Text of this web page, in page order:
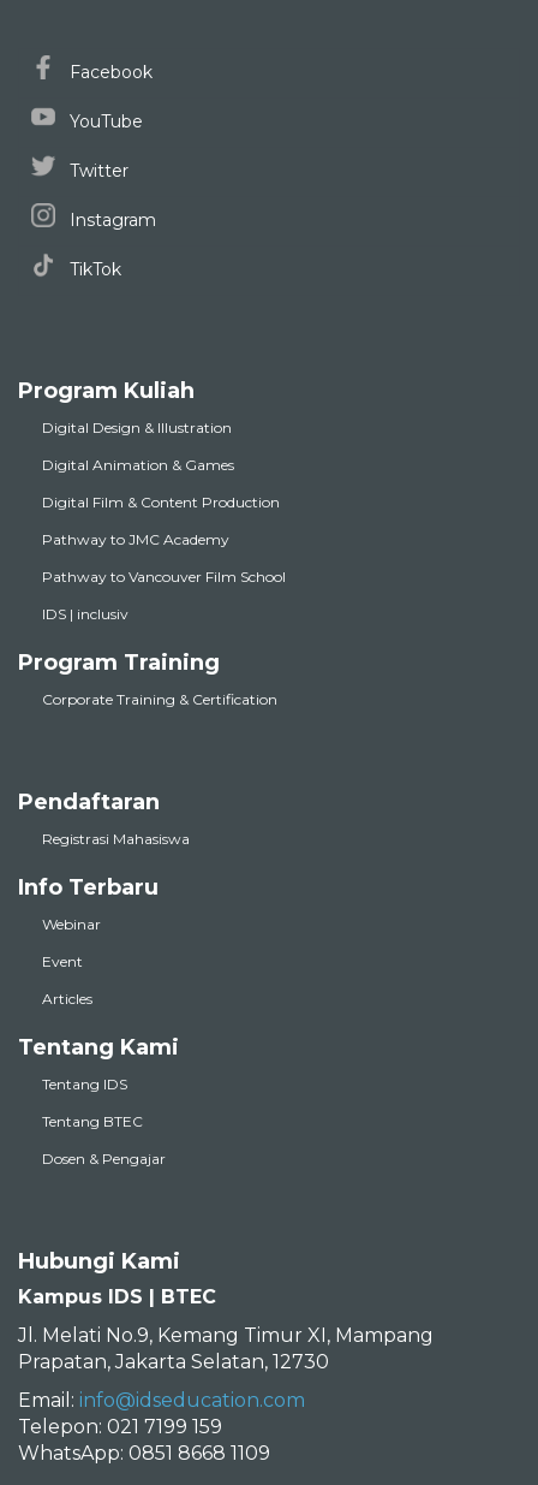
YouTube
Twitter
Instagram
TikTok
Digital Design & Illustration
Digital Animation & Games
Digital Film & Content Production
Pathway to JMC Academy
Pathway to Vancouver Film School
IDS | inclusiv
Program Training
Corporate Training & Certification
Registrasi Mahasiswa
Info Terbaru
Webinar
Event
Articles
Tentang Kami
Tentang IDS
Tentang BTEC
Dosen & Pengajar
Kampus IDS | BTEC
Jl. Melati No.9, Kemang Timur XI, Mampang
Prapatan, Jakarta Selatan, 12730
Email: info@idseducation.com
Telepon: 021 7199 159
WhatsApp: 0851 8668 1109